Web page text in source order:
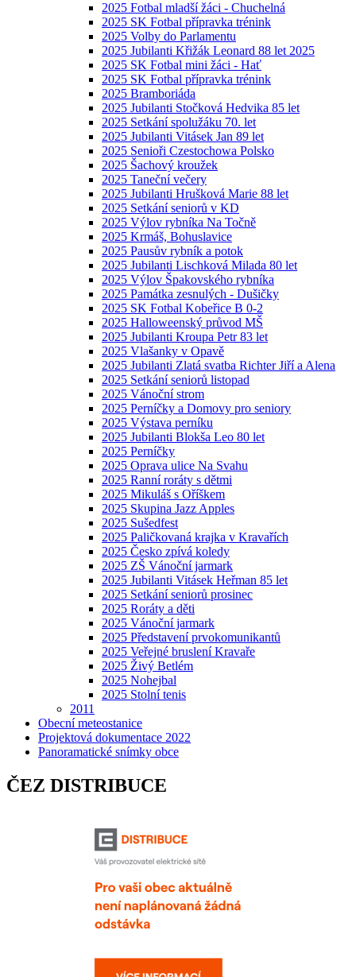
2025 Fotbal mladší žáci - Chuchelná
2025 SK Fotbal přípravka trénink
2025 Volby do Parlamentu
2025 Jubilanti Křižák Leonard 88 let 2025
2025 SK Fotbal mini žáci - Hať
2025 SK Fotbal přípravka trénink
2025 Bramboriáda
2025 Jubilanti Stočková Hedvika 85 let
2025 Setkání spolužáku 70. let
2025 Jubilanti Vitásek Jan 89 let
2025 Senioři Czestochowa Polsko
2025 Šachový kroužek
2025 Taneční večery
2025 Jubilanti Hrušková Marie 88 let
2025 Setkání seniorů v KD
2025 Výlov rybníka Na Točně
2025 Krmáš, Bohuslavice
2025 Pausův rybník a potok
2025 Jubilanti Lischková Milada 80 let
2025 Výlov Špakovského rybníka
2025 Památka zesnulých - Dušičky
2025 SK Fotbal Kobeřice B 0-2
2025 Halloweenský průvod MŠ
2025 Jubilanti Kroupa Petr 83 let
2025 Vlašanky v Opavě
2025 Jubilanti Zlatá svatba Richter Jiří a Alena
2025 Setkání seniorů listopad
2025 Vánoční strom
2025 Perníčky a Domovy pro seniory
2025 Výstava perníku
2025 Jubilanti Blokša Leo 80 let
2025 Perníčky
2025 Oprava ulice Na Svahu
2025 Ranní roráty s dětmi
2025 Mikuláš s Oříškem
2025 Skupina Jazz Apples
2025 Sušedfest
2025 Paličkovaná krajka v Kravařích
2025 Česko zpívá koledy
2025 ZŠ Vánoční jarmark
2025 Jubilanti Vitásek Heřman 85 let
2025 Setkání seniorů prosinec
2025 Roráty a děti
2025 Vánoční jarmark
2025 Představení prvokomunikantů
2025 Veřejné bruslení Kravaře
2025 Živý Betlém
2025 Nohejbal
2025 Stolní tenis
2011
Obecní meteostanice
Projektová dokumentace 2022
Panoramatické snímky obce
ČEZ DISTRIBUCE